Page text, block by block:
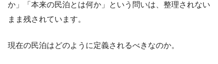
か」「本来の民泊とは何か」という問いは、整理されない
まま残されています。
現在の民泊はどのように定義されるべきなのか。